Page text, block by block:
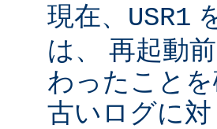
現在、 USR1
は、 再起動
わったこと
古いログに